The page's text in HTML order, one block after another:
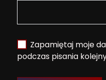
Zapamiętaj moje
podczas pisania